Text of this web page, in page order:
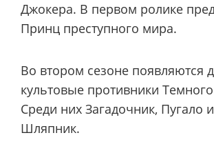
Джокера. В первом ролике
Принц преступного мира.
Во втором сезоне появляются
культовые противники
Среди них Загадочник, Пугало
Шляпник.